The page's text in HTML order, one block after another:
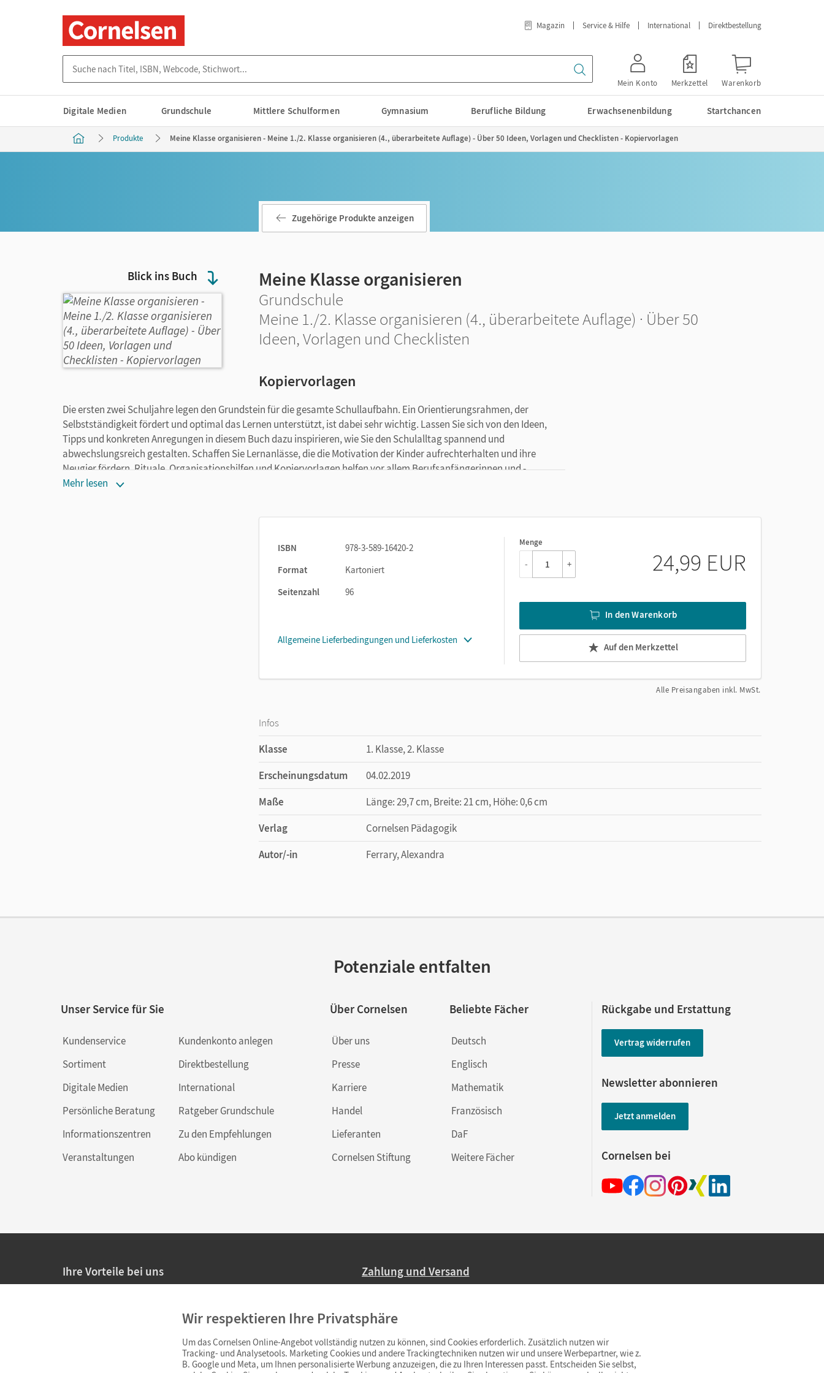
Magazin Service & Hilfe International Direktbestellung
Mein Konto Merkzettel Warenkorb
Digitale Medien Grundschule Mittlere Schulformen Gymnasium Berufliche Bildung Erwachsenenbildung Startchancen
Produkte Meine Klasse organisieren - Meine 1./2. Klasse organisieren (4., überarbeitete Auflage) - Über 50 Ideen, Vorlagen und Checklisten - Kopiervorlagen
Blick ins Buch
Zugehörige Produkte anzeigen
Meine Klasse organisieren
Grundschule
Meine 1./2. Klasse organisieren (4., überarbeitete Auflage) · Über 50
Ideen, Vorlagen und Checklisten
Kopiervorlagen
Die ersten zwei Schuljahre legen den Grundstein für die gesamte Schullaufbahn. Ein Orientierungsrahmen, der
Selbstständigkeit fördert und optimal das Lernen unterstützt, ist dabei sehr wichtig. Lassen Sie sich von den Ideen,
Tipps und konkreten Anregungen in diesem Buch dazu inspirieren, wie Sie den Schulalltag spannend und
abwechslungsreich gestalten. Schaffen Sie Lernanlässe, die die Motivation der Kinder aufrechterhalten und ihre
Neugier fördern. Rituale, Organisationshilfen und Kopiervorlagen helfen vor allem Berufsanfängerinnen und -
anfängern, ihre Arbeit zu optimieren. Konzentrieren Sie sich auf das Wesentliche des Lehrerberufes: die Arbeit mit den
Mehr lesen
ISBN
978-3-589-16420-2
Format
Kartoniert
Seitenzahl
96
Allgemeine Lieferbedingungen und Lieferkosten
Menge
1
- + 24,99 EUR
In den Warenkorb
Auf den Merkzettel
Alle Preisangaben inkl. MwSt.
Infos
Klasse
1. Klasse, 2. Klasse
Erscheinungsdatum
04.02.2019
Maße
Länge: 29,7 cm, Breite: 21 cm, Höhe: 0,6 cm
Verlag
Cornelsen Pädagogik
Autor/-in
Ferrary, Alexandra
Potenziale entfalten
Unser Service für Sie
Kundenservice
Sortiment
Digitale Medien
Persönliche Beratung
Informationszentren
Veranstaltungen
Kundenkonto anlegen
Direktbestellung
International
Ratgeber Grundschule
Zu den Empfehlungen
Abo kündigen
Über Cornelsen
Über uns
Presse
Karriere
Handel
Lieferanten
Cornelsen Stiftung
Beliebte Fächer
Deutsch
Englisch
Mathematik
Französisch
DaF
Weitere Fächer
Rückgabe und Erstattung
Vertrag widerrufen
Newsletter abonnieren
Jetzt anmelden
Cornelsen bei
Ihre Vorteile bei uns
Persönliche Angebote für Lehrkräfte
Sicheres Einkaufen mit SSL-Verschlüsselung
Zahlung und Versand
Ab 59,– EUR Bestellwert liefern wir versandkostenfrei innerhalb Deutschlands
(Lieferung in 3–6 Tagen).
Wir respektieren Ihre Privatsphäre
Um das Cornelsen Online-Angebot vollständig nutzen zu können, sind Cookies erforderlich. Zusätzlich nutzen wir
Tracking- und Analysetools. Marketing Cookies und andere Trackingtechniken nutzen wir und unsere Werbepartner, wie z.
B. Google und Meta, um Ihnen personalisierte Werbung anzuzeigen, die zu Ihren Interessen passt. Entscheiden Sie selbst,